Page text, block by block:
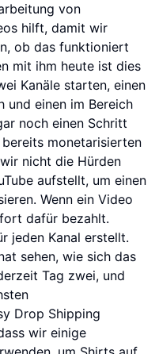
von
hilft, damit wir
ob das funktioniert
mit ihm heute ist dies
Kanäle starten, einen
und einen im Bereich
noch einen Schritt
monetarisierten
nicht die Hürden
aufstellt, um einen
Wenn ein Video
dafür bezahlt.
jeden Kanal erstellt.
sehen, wie sich das
Tag zwei, und
Drop Shipping
wir einige